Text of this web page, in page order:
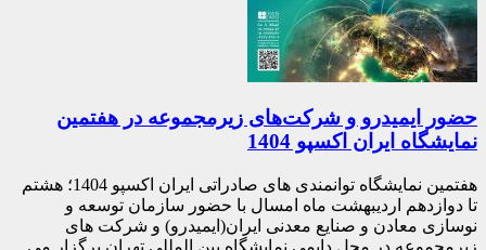
حضور ایمیدرو و شرکت‌های زیرمجموعه در هفتمین
نمایشگاه ایران اکسپو 1404
هفتمین نمایشگاه توانمندی های صادراتی ایران اکسپو 1404؛ هشتم
تا دوازدهم اردیبهشت ماه امسال با حضور سازمان توسعه و
نوسازی معادن و صنایع معدنی ایران(ایمیدرو) و شرکت های
زیرمجموعه در محل دایمی نمایشگاه بین المللی تهران برگزار می